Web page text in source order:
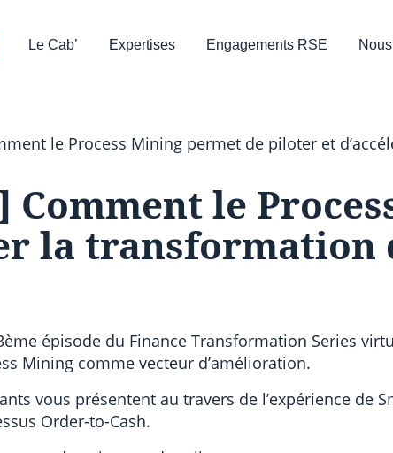
Le Cab’ Expertises Engagements RSE
le Process Mining permet de piloter et
Comment le
la transformation
épisode du Finance Transformation Series
Mining comme vecteur d’amélioration.
vous présentent au travers de l’expérience
Order-to-Cash.